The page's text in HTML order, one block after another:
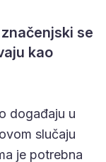
se
kao
događaju u
slučaju
je potrebna